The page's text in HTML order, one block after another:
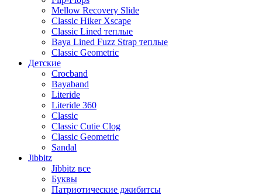
Mellow Recovery Slide
Classic Hiker Xscape
Classic Lined теплые
Baya Lined Fuzz Strap теплые
Classic Geometric
Детские
Crocband
Bayaband
Literide
Literide 360
Classic
Classic Cutie Clog
Classic Geometric
Sandal
Jibbitz
Jibbitz все
Буквы
Патриотические джибитсы